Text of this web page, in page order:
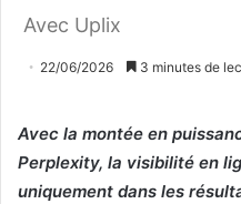
Avec Uplix
22/06/2026 3 minutes de
Avec la montée en
Perplexity, la visibilité en
uniquement dans les